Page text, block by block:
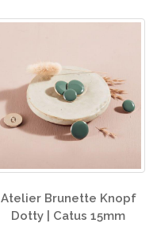
Atelier Brunette Knopf
Dotty | Catus 15mm